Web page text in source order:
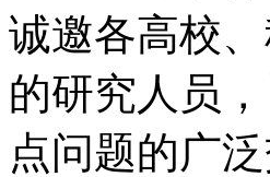
诚邀各高校
的研究人员
点问题的广